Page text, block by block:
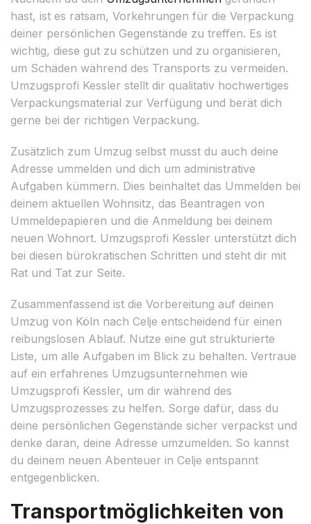
hast, ist es ratsam, Vorkehrungen für die Verpackung
deiner persönlichen Gegenstände zu treffen. Es ist
wichtig, diese gut zu schützen und zu organisieren,
um Schäden während des Transports zu vermeiden.
Umzugsprofi Kessler stellt dir qualitativ hochwertiges
Verpackungsmaterial zur Verfügung und berät dich
gerne bei der richtigen Verpackung.
Zusätzlich zum Umzug selbst musst du auch deine
Adresse ummelden und dich um administrative
Aufgaben kümmern. Dies beinhaltet das Ummelden bei
deinem aktuellen Wohnsitz, das Beantragen von
Ummeldepapieren und die Anmeldung bei deinem
neuen Wohnort. Umzugsprofi Kessler unterstützt dich
bei diesen bürokratischen Schritten und steht dir mit
Rat und Tat zur Seite.
Zusammenfassend ist die Vorbereitung auf deinen
Umzug von Köln nach Celje entscheidend für einen
reibungslosen Ablauf. Nutze eine gut strukturierte
Liste, um alle Aufgaben im Blick zu behalten. Vertraue
auf ein erfahrenes Umzugsunternehmen wie
Umzugsprofi Kessler, um dir während des
Umzugsprozesses zu helfen. Sorge dafür, dass du
deine persönlichen Gegenstände sicher verpackst und
denke daran, deine Adresse umzumelden. So kannst
du deinem neuen Abenteuer in Celje entspannt
entgegenblicken.
Transportmöglichkeiten von